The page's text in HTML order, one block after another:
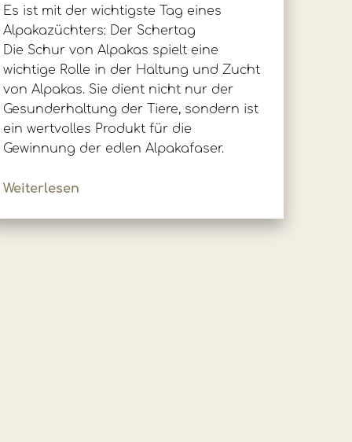
Es ist mit der wichtigste Tag eines
Alpakazüchters: Der Schertag
Die Schur von Alpakas spielt eine
wichtige Rolle in der Haltung und Zucht
von Alpakas. Sie dient nicht nur der
Gesunderhaltung der Tiere, sondern ist
ein wertvolles Produkt für die
Gewinnung der edlen Alpakafaser.
Weiterlesen